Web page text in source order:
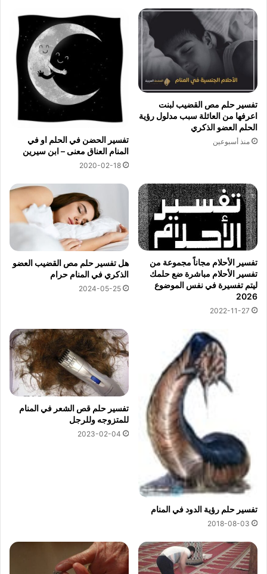
تفسير حلم مص القضيب لبنت
اعرفها من العائلة سبب مدلول رؤية
الحلم العضو الذكري
منذ أسبوعين
تفسير الحضن في الحلم او في
المنام العناق معنى – ابن سيرين
2020-02-18
تفسير الأحلام مجاناً مجموعة من
تفسير الأحلام مباشرة ضع حلمك
ليتم تفسيرة في نفس الموضوع
2026
2022-11-27
هل تفسير حلم مص القضيب العضو
الذكري في المنام حرام
2024-05-25
تفسير حلم رؤية الدود في المنام
2018-08-03
تفسير حلم قص الشعر في المنام
للمتزوجه وللرجل
2023-02-04